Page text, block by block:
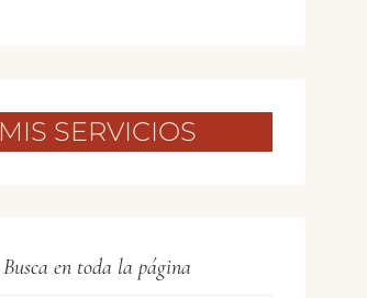
MIS SERVICIOS
Busca en toda la página